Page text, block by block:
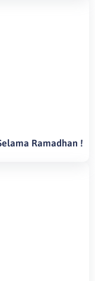
Ramadhan !